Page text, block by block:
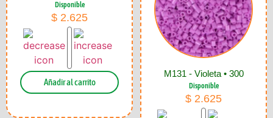
Disponible
$ 2.625
Añadir al carrito
M131 - Violeta • 300
Disponible
$ 2.625